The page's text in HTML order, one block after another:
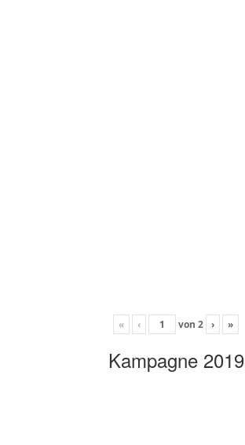
« ‹ von 2 › »
Kampagne 2019